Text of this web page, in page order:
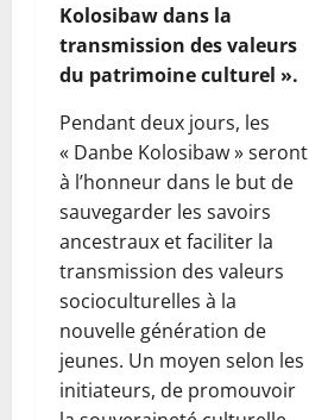
Kolosibaw dans la
transmission des valeurs
du patrimoine culturel ».
Pendant deux jours, les
« Danbe Kolosibaw » seront
à l’honneur dans le but de
sauvegarder les savoirs
ancestraux et faciliter la
transmission des valeurs
socioculturelles à la
nouvelle génération de
jeunes. Un moyen selon les
initiateurs, de promouvoir